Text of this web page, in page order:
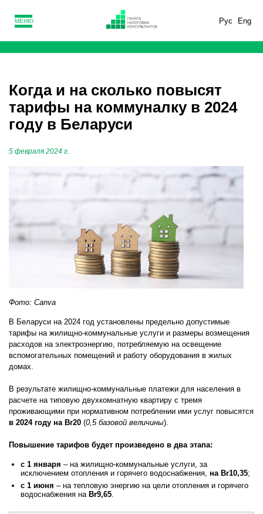
Рус Eng
МЕНЮ
Когда и на сколько повысят
тарифы на коммуналку в 2024
году в Беларуси
5 февраля 2024 г.
Фото: Canva
В Беларуси на 2024 год установлены предельно допустимые
тарифы на жилищно-коммунальные услуги и размеры возмещения
расходов на электроэнергию, потребляемую на освещение
вспомогательных помещений и работу оборудования в жилых
домах.
В результате жилищно-коммунальные платежи для населения в
расчете на типовую двухкомнатную квартиру с тремя
проживающими при нормативном потреблении ими услуг повысятся
в 2024 году на Br20 (0,5 базовой величины).
Повышение тарифов будет произведено в два этапа:
с 1 января – на жилищно-коммунальные услуги, за
исключением отопления и горячего водоснабжения, на Br10,35;
с 1 июня – на тепловую энергию на цели отопления и горячего
водоснабжения наBr9,65.